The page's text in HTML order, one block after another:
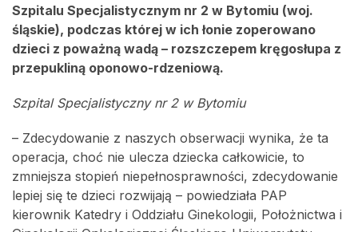
Szpitalu Specjalistycznym nr 2 w Bytomiu (woj.
śląskie), podczas której w ich łonie zoperowano
dzieci z poważną wadą – rozszczepem kręgosłupa z
przepukliną oponowo-rdzeniową.
Szpital Specjalistyczny nr 2 w Bytomiu
– Zdecydowanie z naszych obserwacji wynika, że ta
operacja, choć nie ulecza dziecka całkowicie, to
zmniejsza stopień niepełnosprawności, zdecydowanie
lepiej się te dzieci rozwijają – powiedziała PAP
kierownik Katedry i Oddziału Ginekologii, Położnictwa i